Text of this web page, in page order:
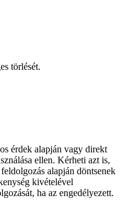
törlését.
érdek alapján vagy direkt
ellen. Kérheti azt is,
alapján döntsenek
kivételével
ha az engedélyezett.